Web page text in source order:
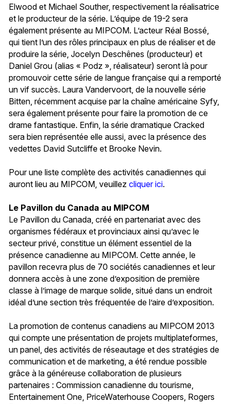
Elwood et Michael Souther, respectivement la réalisatrice
et le producteur de la série. L’équipe de 19-2 sera
également présente au MIPCOM. L’acteur Réal Bossé,
qui tient l’un des rôles principaux en plus de réaliser et de
produire la série, Jocelyn Deschênes (producteur) et
Daniel Grou (alias « Podz », réalisateur) seront là pour
promouvoir cette série de langue française qui a remporté
un vif succès. Laura Vandervoort, de la nouvelle série
Bitten, récemment acquise par la chaîne américaine Syfy,
sera également présente pour faire la promotion de ce
drame fantastique. Enfin, la série dramatique Cracked
sera bien représentée elle aussi, avec la présence des
vedettes David Sutcliffe et Brooke Nevin.
Pour une liste complète des activités canadiennes qui
auront lieu au MIPCOM, veuillez cliquer ici.
Le Pavillon du Canada au MIPCOM
Le Pavillon du Canada, créé en partenariat avec des
organismes fédéraux et provinciaux ainsi qu’avec le
secteur privé, constitue un élément essentiel de la
présence canadienne au MIPCOM. Cette année, le
pavillon recevra plus de 70 sociétés canadiennes et leur
donnera accès à une zone d’exposition de première
classe à l’image de marque solide, situé dans un endroit
idéal d’une section très fréquentée de l’aire d’exposition.
La promotion de contenus canadiens au MIPCOM 2013
qui compte une présentation de projets multiplateformes,
un panel, des activités de réseautage et des stratégies de
communication et de marketing, a été rendue possible
grâce à la généreuse collaboration de plusieurs
partenaires : Commission canadienne du tourisme,
Entertainement One, PriceWaterhouse Coopers, Rogers